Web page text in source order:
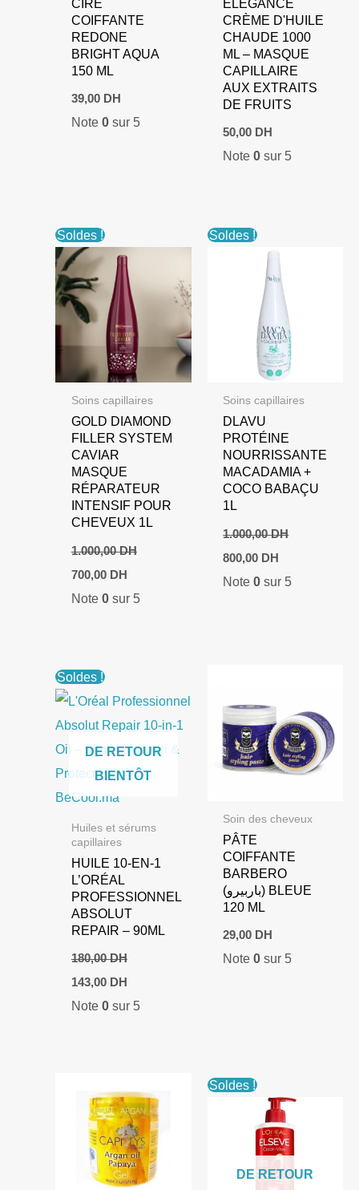
CIRE
COIFFANTE
REDONE
BRIGHT AQUA
150 ML
39,00 DH
Note 0sur 5
ELEGANCE
CRÈME D'HUILE
CHAUDE 1000
ML – MASQUE
CAPILLAIRE
AUX EXTRAITS
DE FRUITS
50,00 DH
Note0 sur 5
Soldes !
Soins capillaires
GOLD DIAMOND
FILLER SYSTEM
CAVIAR
MASQUE
RÉPARATEUR
INTENSIF POUR
CHEVEUX 1L
1.000,00DH
Le
prix
initial
700,00 DHLe
prix
actuel
Note 0sur 5
Soldes !
Soins capillaires
DLAVU
PROTÉINE
NOURRISSANTE
MACADAMIA +
COCO BABAÇU
1L
1.000,00DH
Le
prix
initial
800,00 DH
actuel
Note0 sur 5
Soldes !
DE RETOUR
BIENTÔT
Huiles et sérums
capillaires
HUILE 10-EN-1
L’ORÉAL
PROFESSIONNEL
ABSOLUT
REPAIR – 90ML
180,00DH
Le
prix
initial
143,00 DHLe
actuel
Note 0sur 5
Soin des cheveux
PÂTE
COIFFANTE
BARBERO
(باربيرو) BLEUE
120 ML
29,00 DH
Note0 sur 5
Soldes !
DE RETOUR